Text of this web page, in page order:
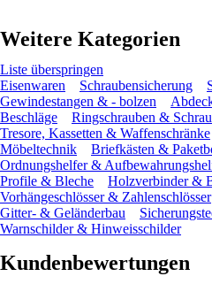
Weitere Kategorien
Liste überspringen
Eisenwaren
Schraubensicherung
Gewindestangen & - bolzen
Beschläge
Ringschrauben &
Tresore, Kassetten & Waffenschränke
Möbeltechnik
Briefkästen &
Ordnungshelfer &
Profile & Bleche
Holzverbinder &
Vorhängeschlösser & Zahlenschlösser
Gitter- & Geländerbau
Warnschilder & Hinweisschilder
Kundenbewertungen